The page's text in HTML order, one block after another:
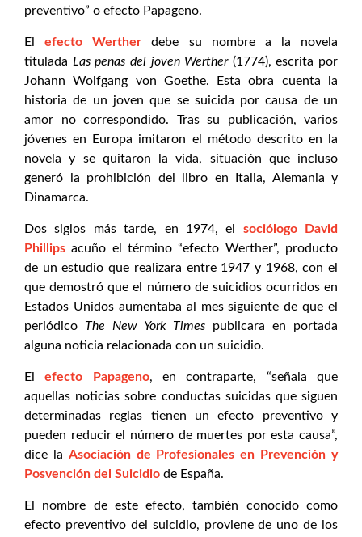
preventivo” o efecto Papageno.
Elefecto Werther debe su nombre a la novela
titulada Las penas del joven Werther(1774), escrita por
Johann Wolfgang von Goethe. Esta obra cuenta la
historia de un joven que se suicida por causa de un
amor no correspondido. Tras su publicación, varios
jóvenes en Europa imitaron el método descrito en la
novela y se quitaron la vida, situación que incluso
generó la prohibición del libro en Italia, Alemania y
Dinamarca.
Dos siglos más tarde, en 1974, el sociólogo David
Phillips acuño el término “efecto Werther”, producto
de un estudio que realizara entre 1947 y 1968, con el
que demostró que el número de suicidios ocurridos en
Estados Unidos aumentaba al mes siguiente de que el
periódico The New York Times publicara en portada
alguna noticia relacionada con un suicidio.
Elefecto Papageno, en contraparte, “señala que
aquellas noticias sobre conductas suicidas que siguen
determinadas reglas tienen un efecto preventivo y
pueden reducir el número de muertes por esta causa”,
dice la Asociación de Profesionales en Prevención y
Posvención del Suicidio de España.
El nombre de este efecto, también conocido como
efecto preventivo del suicidio, proviene de uno de los